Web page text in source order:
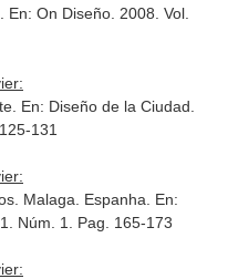
En: On Diseño. 2008. Vol.
En: Diseño de la Ciudad
131
Malaga. Espanha. En:
Núm. 1. Pag. 165-173